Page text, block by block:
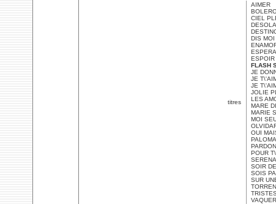
titres
AIMER
CIEL
DIS MOI
ESPOIR
FLASH
JE
JE
JE
JOLIE
LES
MARE
MARIE
MOI
OUI
POUR
SOIR
SOIS
SUR